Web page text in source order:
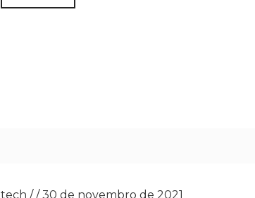
tech //30 de novembro de 2021